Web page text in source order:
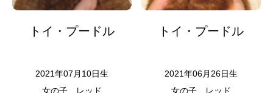
トイ・プードル
2021年07月10日生
女の子
レッド
トイ・プードル
2021年06月26日生
女の子
レッド